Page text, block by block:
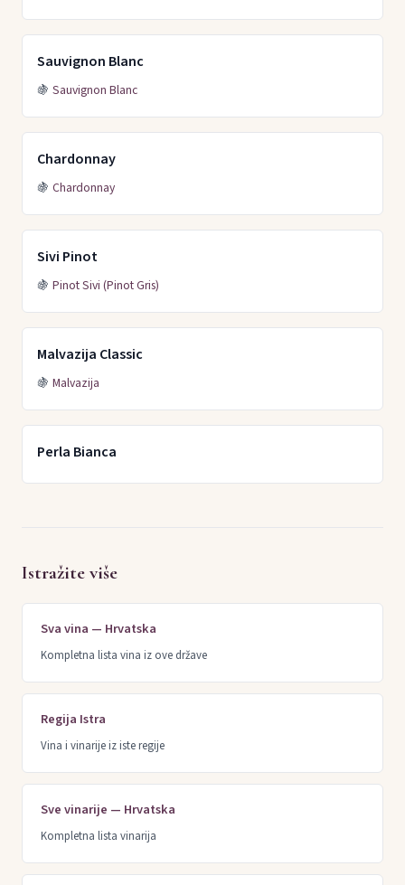
Sauvignon Blanc
🍇 Sauvignon Blanc
Chardonnay
🍇 Chardonnay
Sivi Pinot
🍇 Pinot Sivi (Pinot Gris)
Malvazija Classic
🍇 Malvazija
Perla Bianca
Istražite više
Sva vina — Hrvatska
Kompletna lista vina iz ove države
Regija Istra
Vina i vinarije iz iste regije
Sve vinarije — Hrvatska
Kompletna lista vinarija